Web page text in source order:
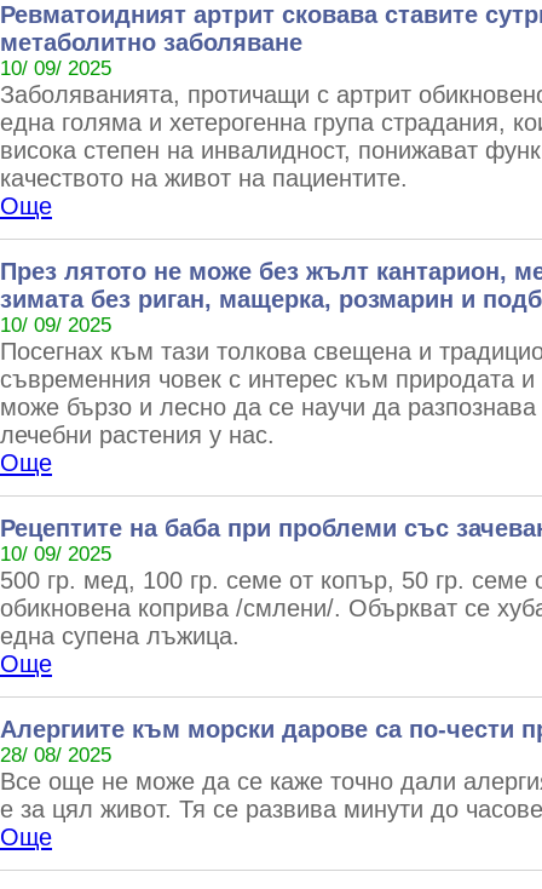
Ревматоидният артрит сковава ставите
метаболитно заболяване
10/ 09/ 2025
Заболяванията, протичащи с артрит
една голяма и хетерогенна група страдания,
висока степен на инвалидност, понижават
качеството на живот на пациентите.
Още
През лятото не може без жълт кантарион,
зимата без риган, мащерка, розмарин и
10/ 09/ 2025
Посегнах към тази толкова свещена и
съвременния човек с интерес към природата
може бързо и лесно да се научи да
лечебни растения у нас.
Още
Рецептите на баба при проблеми със
10/ 09/ 2025
500 гр. мед, 100 гр. семе от копър, 50 гр. семе
обикновена коприва /смлени/. Объркват се
една супена лъжица.
Още
Алергиите към морски дарове са по-чести
28/ 08/ 2025
Все още не може да се каже точно дали
е за цял живот. Тя се развива минути до
Още